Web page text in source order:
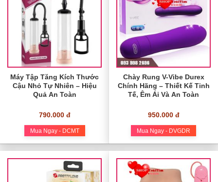
Máy Tập Tăng Kích Thước
Cậu Nhỏ Tự Nhiên – Hiệu
Quả An Toàn
790.000 đ
Mua Ngay - DCMT
Chày Rung V-Vibe Durex
Chính Hãng – Thiết Kế Tinh
Tế, Êm Ái Và An Toàn
950.000 đ
Mua Ngay - DVGDR